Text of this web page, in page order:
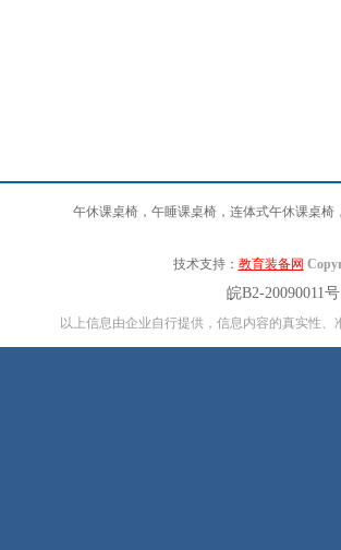
午休课桌椅，午睡课桌椅，连体式午休课桌
技术支持： 教育装备网
皖B2-20090011
以上信息由企业自行提供，信息内容的真实性